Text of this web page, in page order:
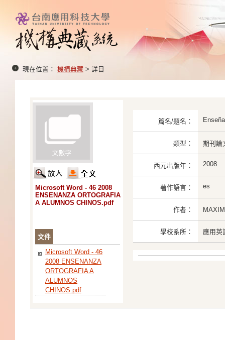
現在位置： 機構典藏 > 詳目
Microsoft Word - 46 2008
ENSENANZA ORTOGRAFIA
A ALUMNOS CHINOS.pdf
文件
Microsoft Word - 46
2008 ENSENANZA
ORTOGRAFIA A
ALUMNOS
CHINOS.pdf
篇名/題名：
類型： 期刊論
西元出版年： 2008
著作語言： es
作者：
學校系所： 應用英